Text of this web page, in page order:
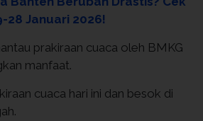
28 Januari 2026!
prakiraan cuaca oleh BMKG
manfaat.
cuaca hari ini dan besok di